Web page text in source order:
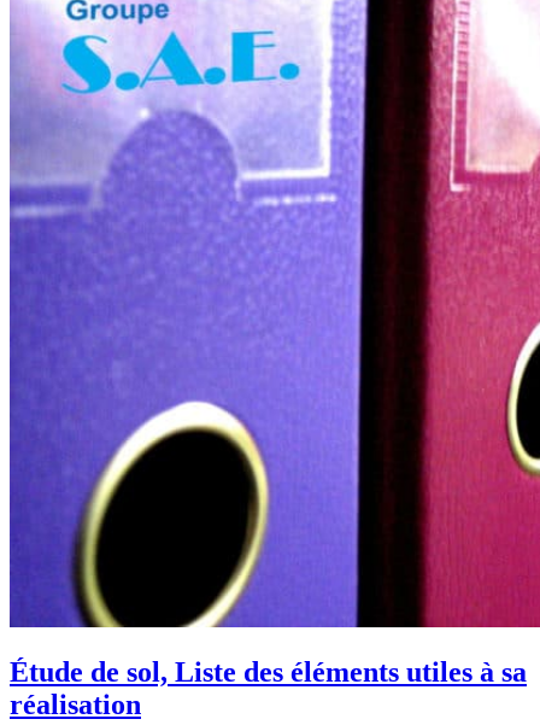
Étude de sol, Liste des éléments utiles à sa
réalisation